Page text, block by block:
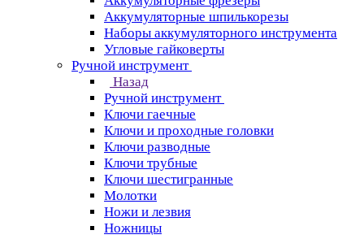
Аккумуляторные шпилькорезы
Наборы аккумуляторного инструмента
Угловые гайковерты
Ручной инструмент
Назад
Ручной инструмент
Ключи гаечные
Ключи и проходные головки
Ключи разводные
Ключи трубные
Ключи шестигранные
Молотки
Ножи и лезвия
Ножницы